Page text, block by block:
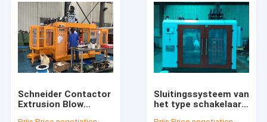
Schneider Contactor
Extrusion Blow
Sluitingssysteem van
het type schakelaar